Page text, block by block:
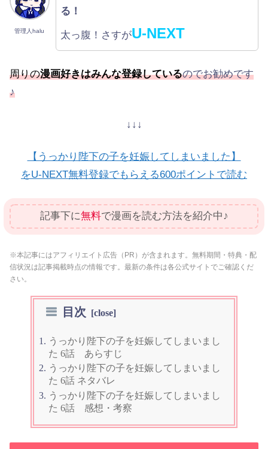
管理人halu
る！
太っ腹！さすがU-NEXT
周りの漫画好きはみんな登録しているのでお勧めです
♪
↓↓↓
【うっかり陛下の子を妊娠してしまいました】
をU-NEXT無料登録でもらえる600ポイントで読む
記事下に無料で漫画を読む方法を紹介中♪
※本記事にはアフィリエイト広告（PR）が含まれます。無料期間・特典・配
信状況は記事掲載時点の情報です。最新の条件は各公式サイトでご確認くだ
さい。
目次
うっかり陛下の子を妊娠してしまいまし
た 6話 あらすじ
うっかり陛下の子を妊娠してしまいまし
た 6話 ネタバレ
うっかり陛下の子を妊娠してしまいまし
た 6話 感想・考察